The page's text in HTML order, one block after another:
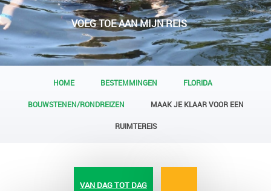
VOEG TOE AAN MIJN REIS
HOME BESTEMMINGEN FLORIDA
BOUWSTENEN/RONDREIZEN MAAK JE KLAAR VOOR EEN
RUIMTEREIS
VAN DAG TOT DAG